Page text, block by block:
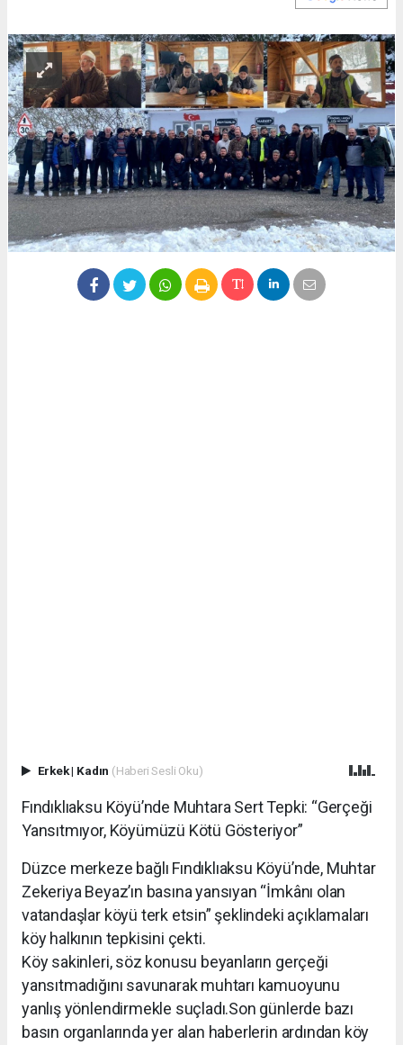
Erkek| Kadın (Haberi Sesli Oku)
Fındıklıaksu Köyü’nde Muhtara Sert Tepki: “Gerçeği
Yansıtmıyor, Köyümüzü Kötü Gösteriyor”
Düzce merkeze bağlı Fındıklıaksu Köyü’nde, Muhtar
Zekeriya Beyaz’ın basına yansıyan “İmkânı olan
vatandaşlar köyü terk etsin” şeklindeki açıklamaları
köy halkının tepkisini çekti.
Köy sakinleri, söz konusu beyanların gerçeği
yansıtmadığını savunarak muhtarı kamuoyunu
yanlış yönlendirmekle suçladı.Son günlerde bazı
basın organlarında yer alan haberlerin ardından köy